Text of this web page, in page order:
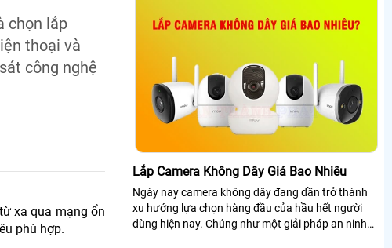
chọn lắp
thoại và
công nghệ
xa qua mạng ổn
phù hợp.
Lắp Camera Không Dây Giá Bao Nhiêu
Ngày nay camera không dây đang dần trở thành
xu hướng lựa chọn hàng đầu của hầu hết người
dùng hiện nay. Chúng như một giải pháp an ninh